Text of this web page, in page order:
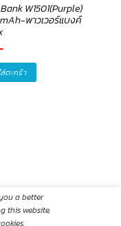
W1501(Purple)
พาวเวอร์แบงค์
ตะกร้า
a better
this website,